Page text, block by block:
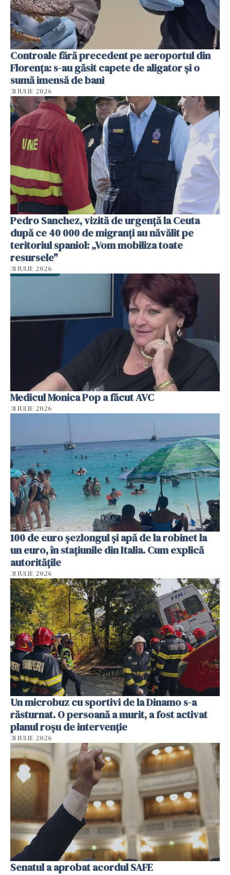
Controale fără precedent pe aeroportul din
Florența: s-au găsit capete de aligator și o
sumă imensă de bani
31 IULIE 2026
Pedro Sanchez, vizită de urgență la Ceuta
după ce 40 000 de migranți au năvălit pe
teritoriul spaniol: „Vom mobiliza toate
resursele"
31 IULIE 2026
Medicul Monica Pop a făcut AVC
31 IULIE 2026
100 de euro șezlongul și apă de la robinet la
un euro, în stațiunile din Italia. Cum explică
autoritățile
31 IULIE 2026
Un microbuz cu sportivi de la Dinamo s-a
răsturnat. O persoană a murit, a fost activat
planul roșu de intervenție
31 IULIE 2026
Senatul a aprobat acordul SAFE